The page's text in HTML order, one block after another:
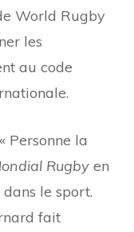
World Rugby
les
au code
Personne la
Rugby en
le sport.
fait